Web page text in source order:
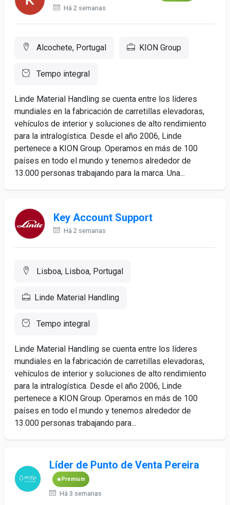
Há 2 semanas
Alcochete, Portugal KION Group
Tempo integral
Linde Material Handling se cuenta entre los líderes
mundiales en la fabricación de carretillas elevadoras,
vehículos de interior y soluciones de alto rendimiento
para la intralogística. Desde el año 2006, Linde
pertenece a KION Group. Operamos en más de 100
países en todo el mundo y tenemos alrededor de
13.000 personas trabajando para la marca. Una...
Key Account Support
Há 2 semanas
Lisboa, Lisboa, Portugal
Linde Material Handling
Tempo integral
Linde Material Handling se cuenta entre los líderes
mundiales en la fabricación de carretillas elevadoras,
vehículos de interior y soluciones de alto rendimiento
para la intralogística. Desde el año 2006, Linde
pertenece a KION Group. Operamos en más de 100
países en todo el mundo y tenemos alrededor de
13.000 personas trabajando para...
Líder de Punto de Venta Pereira
Premium
Há 3 semanas